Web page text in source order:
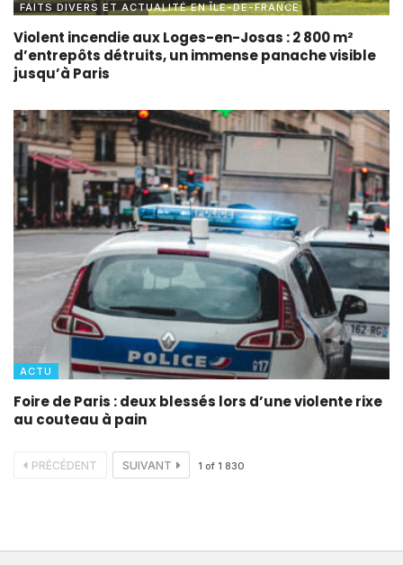
FAITS DIVERS ET ACTUALITÉ EN ÎLE-DE-FRANCE
Violent incendie aux Loges-en-Josas : 2 800 m²
d’entrepôts détruits, un immense panache visible
jusqu’à Paris
ACTU
Foire de Paris : deux blessés lors d’une violente rixe
au couteau à pain
PRÉCÉDENT SUIVANT 1 of 1 830